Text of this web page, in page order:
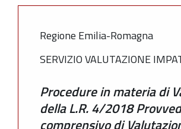
Regione Emilia-Romagna
SERVIZIO VALUTAZIONE
Procedure in materia di
della L.R. 4/2018
comprensivo di